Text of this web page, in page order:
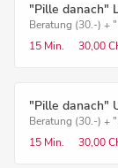
"Pille danach"
Beratung (30.-) +
15 Min.
30,00
"Pille danach"
Beratung (30.-) +
15 Min.
30,00